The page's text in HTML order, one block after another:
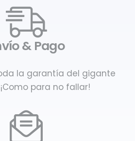
& Pago
la garantía del gigante
para no fallar!